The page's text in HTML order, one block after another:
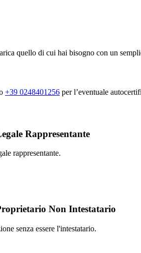
quello di cui hai bisogno con un
+39 0248401256 per l’eventuale
Rappresentante
rappresentante.
Non Intestatario
senza essere l'intestatario.